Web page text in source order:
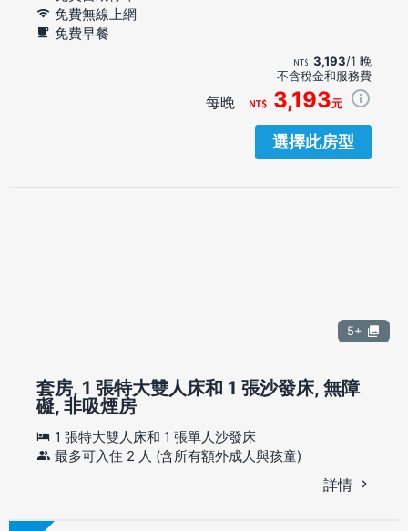
免費無線上網
免費早餐
3,193/1 晚
不含稅金和服務費
每晚 3,193元
選擇此房型
5+
套房, 1 張特大雙人床和 1 張沙發床, 無障
礙, 非吸煙房
1 張特大雙人床和 1 張單人沙發床
最多可入住 2 人 (含所有額外成人與孩童)
詳情